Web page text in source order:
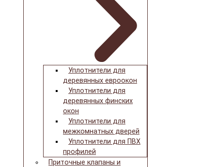
Уплотнители для
деревянных евроокон
Уплотнители для
деревянных финских
окон
Уплотнители для
межкомнатных дверей
Уплотнители для ПВХ
профилей
Приточные клапаны и